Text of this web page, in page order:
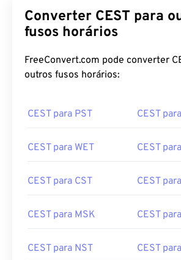
Converter CEST para
fusos horários
FreeConvert.com pode converter
outros fusos horários:
CEST para PST CEST
CEST para WET CEST
CEST para CST CEST
CEST para MSK CEST
CEST para NST CEST